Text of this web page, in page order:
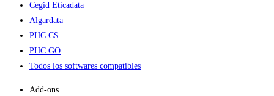
Cegid Eticadata
Algardata
PHC CS
PHC GO
Todos los softwares compatibles
Add-ons​